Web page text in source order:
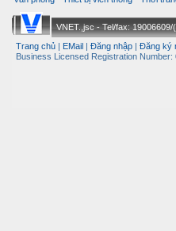
VNET.,jsc - Tel/fax: 19006609/
Trang chủ
EMail Đăng nhập Đăng ký
Business Licensed Registration